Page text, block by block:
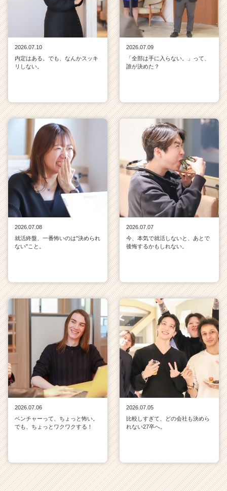
2026.07.10
内定はある。でも、なんかスッキ
リしない。
2026.07.09
「全部は手に入らない。」って、
誰が決めた？
2026.07.08
就活終盤、一番怖いのは"決められ
ない"こと。
2026.07.07
今、本気で就活しないと、あとで
後悔するかもしれない。
2026.07.06
ベンチャーって、ちょっと怖い。
でも、ちょっとワクワクする！
2026.07.05
比較しすぎて、どの会社も決めら
れない27卒へ。